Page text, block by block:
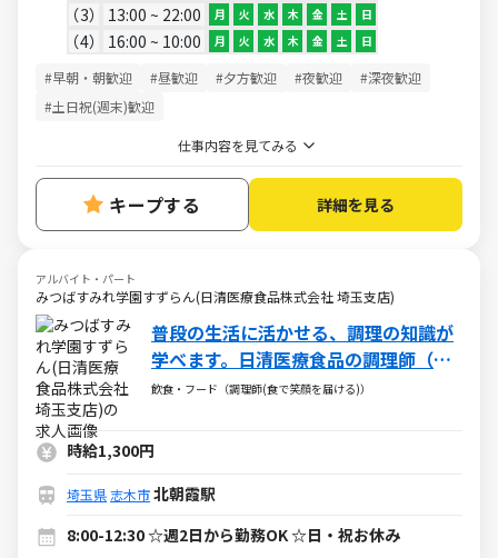
3 13:00 ~ 22:00 月 火 水 木 金 土 日
4 16:00 ~ 10:00 月 火 水 木 金 土 日
#早朝・朝歓迎 #昼歓迎 #夕方歓迎 #夜歓迎
#深夜歓迎
#土日祝(週末)歓迎
仕事内容を見てみる
キープする 詳細を見る
アルバイト・パート
みつばすみれ学園すずらん(日清医療食品株式会社 埼玉支店)
普段の生活に活かせる、調理の知識が
学べます。日清医療食品の調理師（パ
ート・アルバイト求人）
飲食・フード（調理師(食で笑顔を届ける)）
時給1,300円
埼玉県志木市北朝霞駅
8:00-12:30 ☆週2日から勤務OK ☆日・祝お休み